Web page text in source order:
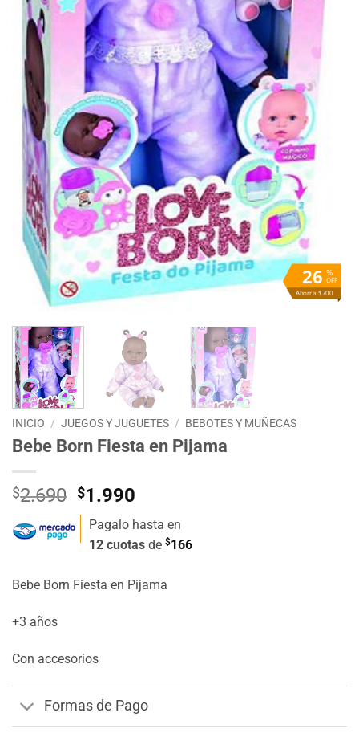
%
OFF
26
Ahorra $700
INICIO / JUEGOS Y JUGUETES / BEBOTES Y MUÑECAS
Bebe Born Fiesta en Pijama
$2.690 El
precio
original
era:
$1.990
actual
es:
Pagalo hasta en
12 cuotas de $166
Bebe Born Fiesta en Pijama
+3 años
Con accesorios
Formas de Pago